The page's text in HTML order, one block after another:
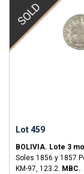
SOLD
Lot 459
BOLIVIA. Lote 3
Soles 1856 y 1857
KM-97, 123.2. MBC.